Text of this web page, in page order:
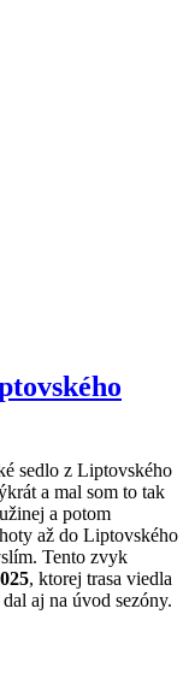
sedlo z Liptovského
a mal som to tak
a potom
až do Liptovského
Tento zvyk
, ktorej trasa viedla
aj na úvod sezóny.